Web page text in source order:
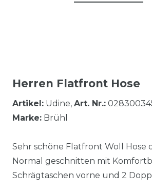
Herren Flatfront Hose
Artikel: Udine, Art. Nr.:
Marke: Brühl
Sehr schöne Flatfront Woll Hose
Normal geschnitten mit
Schrägtaschen vorne und 2